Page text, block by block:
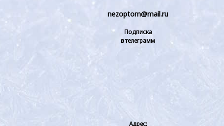
nezoptom@mail.ru
Подписка
в телеграмм
Адрес: